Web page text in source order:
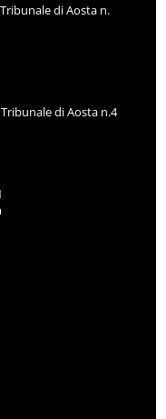
di Aosta n.
di Aosta n.4